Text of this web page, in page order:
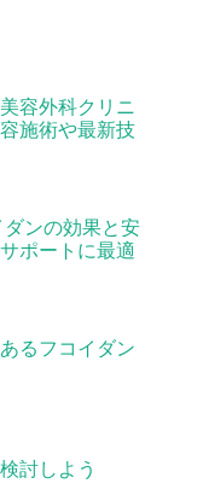
容外科クリニ
施術や最新技
ンの効果と安
ポートに最適
るフコイダン
討しよう